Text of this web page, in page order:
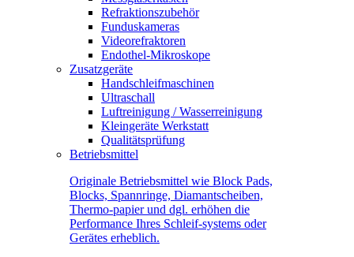
Refraktionszubehör
Funduskameras
Videorefraktoren
Endothel-Mikroskope
Zusatzgeräte
Handschleifmaschinen
Ultraschall
Luftreinigung / Wasserreinigung
Kleingeräte Werkstatt
Qualitätsprüfung
Betriebsmittel
Originale Betriebsmittel wie Block Pads,
Blocks, Spannringe, Diamantscheiben,
Thermo-papier und dgl. erhöhen die
Performance Ihres Schleif-systems oder
Gerätes erheblich.